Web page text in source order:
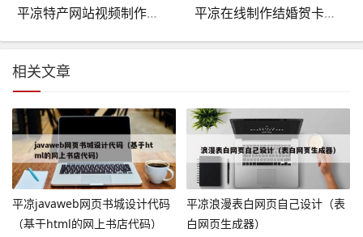
平凉特产网站视频制作素材（特产网站视频制作素材图片） 平凉在线制作结婚贺卡网站（如何制作结婚贺卡）
相关文章
平凉javaweb网页书城设计代码
（基于html的网上书店代码）
平凉浪漫表白网页自己设计（表
白网页生成器）